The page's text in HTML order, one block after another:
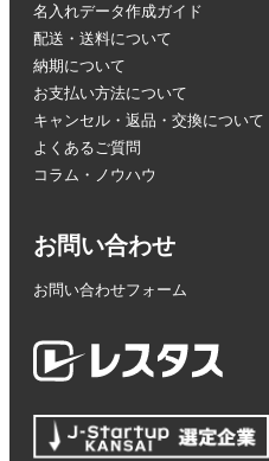
名入れデータ作成ガイド
配送・送料について
納期について
お支払い方法について
キャンセル・返品・交換について
よくあるご質問
コラム・ノウハウ
お問い合わせ
お問い合わせフォーム